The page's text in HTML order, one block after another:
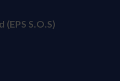
S.O.S)